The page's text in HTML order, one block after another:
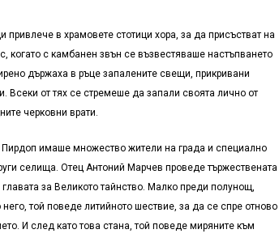
в храмовете стотици хора, за да присъстват на
с камбанен звън се възвестяваше настъпването
държаха в ръце запалените свещи, прикривани
от тях се стремеше да запали своята лично от
черковни врати.
Пирдоп имаше множество жители на града и специално
селища. Отец Антоний Марчев проведе тържествената
за Великото тайнство. Малко преди полунощ,
той поведе литийното шествие, за да се спре отново
И след като това стана, той поведе миряните към